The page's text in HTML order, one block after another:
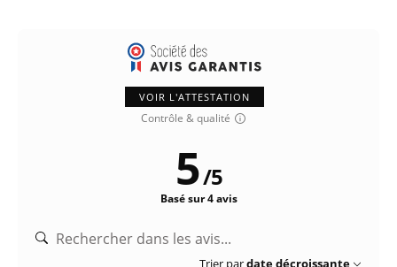
VOIR L'ATTESTATION
Contrôle & qualité
5/5
Basé sur 4 avis
Trier pardate décroissante